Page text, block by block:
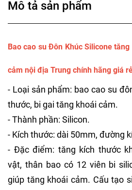
Mô tả sản phẩm
Bao cao su Đôn Khúc Silicone
cảm nội địa Trung chính hãng giá
- Loại sản phẩm: bao cao su
thước, bi gai tăng khoái cảm.
- Thành phần: Silicon.
- Kích thước: dài 50mm, đường
- Đặc điểm: tăng kích thước
vật, thân bao có 12 viên bi
giúp tăng khoái cảm. Cấu tạo